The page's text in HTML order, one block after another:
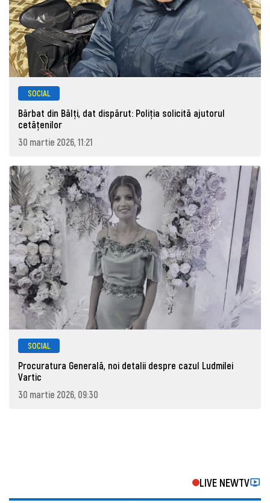
SOCIAL
Bărbat din Bălți, dat dispărut: Poliţia solicită ajutorul
cetăţenilor
30 martie 2026, 11:21
SOCIAL
Procuratura Generală, noi detalii despre cazul Ludmilei
Vartic
30 martie 2026, 09:30
LIVE NEWTV